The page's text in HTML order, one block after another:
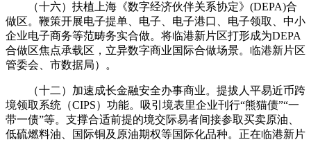
（十六）扶植上海《数字经济伙伴关系协定》(DEPA)合
做区。鞭策开展电子提单、电子、电子港口、电子领取、中小
企业电子商务等范畴务实合做。将临港新片区打形成为DEPA
合做区焦点承载区，立异数字商业国际合做场景。临港新片区
管委会、市数据局）。
（十二）加速成长金融安全办事商业。提拔人平易近币跨
境领取系统（CIPS）功能。吸引境表里企业刊行“熊猫债”“一
带一债”等。支撑合适前提的境交际易者间接参取买卖原油、
低硫燃料油、国际铜及原油期权等国际化品种。正在临港新片